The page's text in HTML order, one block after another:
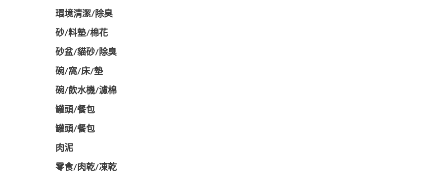
環境清潔/除臭
砂/料墊/棉花
砂盆/貓砂/除臭
碗/窩/床/墊
碗/飲水機/濾棉
罐頭/餐包
罐頭/餐包
肉泥
零食/肉乾/凍乾